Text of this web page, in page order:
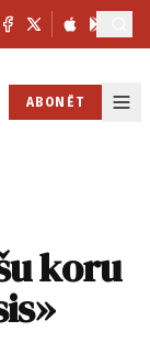
ABONĒT
koru